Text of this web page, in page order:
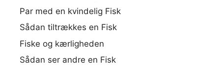
Par med en kvindelig Fisk
Sådan tiltrækkes en Fisk
Fiske og kærligheden
Sådan ser andre en Fisk